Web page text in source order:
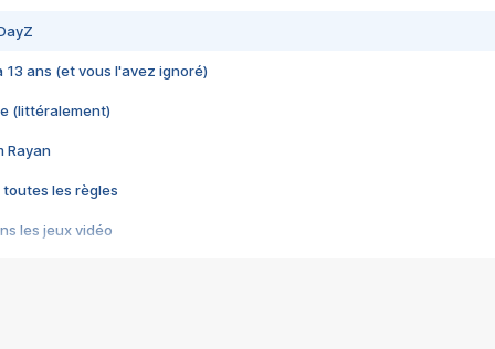
13 ans (et vous l'avez ignoré)
(littéralement)
Rayan
toutes les règles
les jeux vidéo